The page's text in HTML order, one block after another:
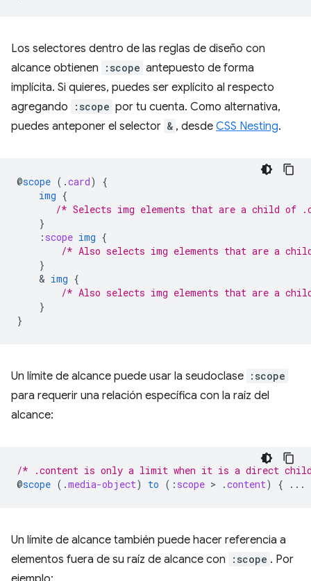
Los selectores dentro de las reglas de diseño con
alcance obtienen
:scope antepuesto de forma
implícita. Si quieres, puedes ser explícito al respecto
agregando
:scope por tu cuenta. Como alternativa,
puedes anteponer el selector & , desde CSS Nesting.
@scope ( .card)
{
img {
/* Selects img elements that are a child of
}
: scope img {
/* Also selects img elements that are a
}
    &
img {
/* Also selects img elements that are a
}
}
Un límite de alcance puede usar la seudoclase :scope
para requerir una relación específica con la raíz del
alcance:
/* .content is only a limit when it is a direct
@scope ( .media-object) to ( : scope > .content) { ...
Un límite de alcance también puede hacer referencia a
elementos fuera de su raíz de alcance con
:scope . Por